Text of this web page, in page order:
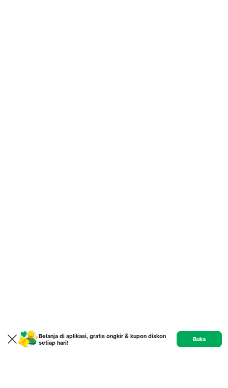
Belanja di aplikasi, gratis ongkir & kupon diskon
setiap hari!
Buka